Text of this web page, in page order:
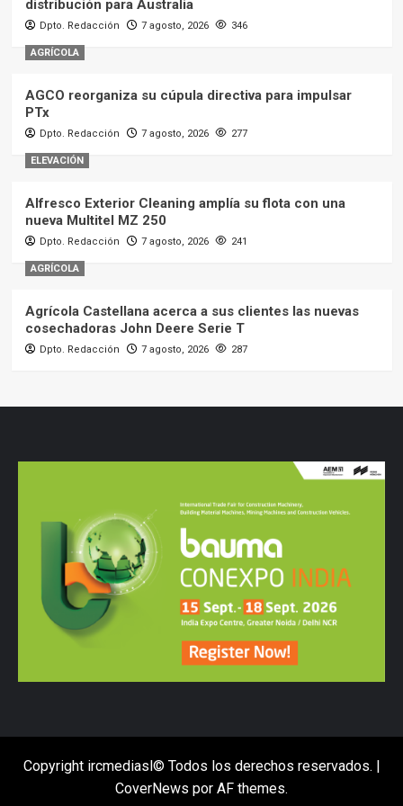
distribución para Australia
Dpto. Redacción 7 agosto, 2026 346
AGRÍCOLA
AGCO reorganiza su cúpula directiva para impulsar
PTx
Dpto. Redacción 7 agosto, 2026 277
ELEVACIÓN
Alfresco Exterior Cleaning amplía su flota con una
nueva Multitel MZ 250
Dpto. Redacción 7 agosto, 2026 241
AGRÍCOLA
Agrícola Castellana acerca a sus clientes las nuevas
cosechadoras John Deere Serie T
Dpto. Redacción 7 agosto, 2026 287
Copyright ircmediasl© Todos los derechos reservados. |
CoverNews por AF themes.